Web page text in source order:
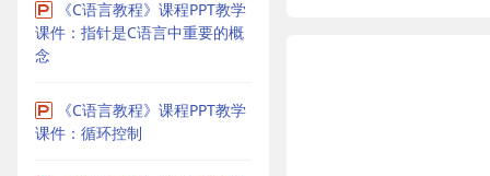
《C语言教程》课程PPT教学
课件：指针是C语言中重要的概
念
《C语言教程》课程PPT教学
课件：循环控制